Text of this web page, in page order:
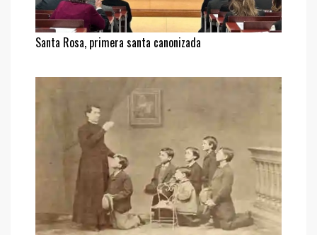
Santa Rosa, primera santa canonizada